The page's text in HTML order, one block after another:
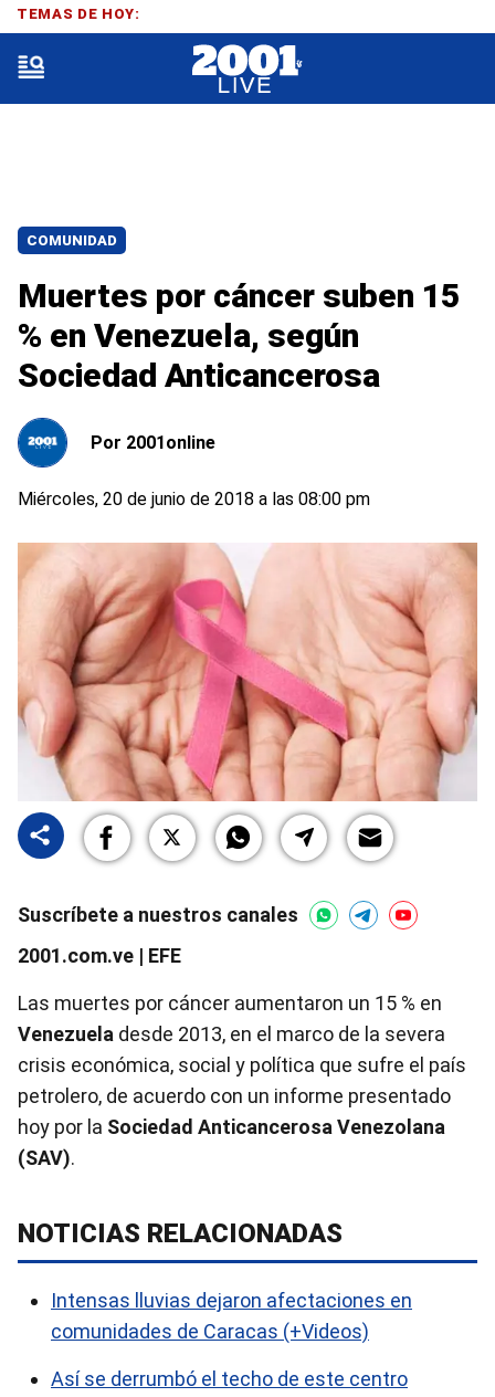
COMUNIDAD
Muertes por cáncer suben 15
% en Venezuela, según
Sociedad Anticancerosa
Por 2001online
Miércoles, 20 de junio de 2018 a las 08:00 pm
Suscríbete a nuestros canales
2001.com.ve | EFE
Las muertes por cáncer aumentaron un 15 % en
Venezuela desde 2013, en el marco de la severa
crisis económica, social y política que sufre el país
petrolero, de acuerdo con un informe presentado
hoy por la Sociedad Anticancerosa Venezolana
(SAV).
NOTICIAS RELACIONADAS
Intensas lluvias dejaron afectaciones en
comunidades de Caracas (+Videos)
Así se derrumbó el techo de este centro
TEMAS DE HOY: